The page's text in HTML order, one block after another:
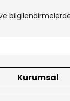
Kurumsal